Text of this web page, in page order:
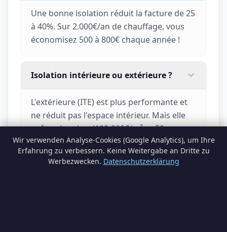
Wir verwenden Analyse-Cookies (Google Analytics), um Ihre
Erfahrung zu verbessern. Keine Weitergabe an Dritte zu
Werbezwecken. Datenschutzerklärung
Une bonne isolation réduit la facture de 25
à 40%. Sur 2.000€/an de chauffage, vous
économisez 500 à 800€ chaque année !
Isolation intérieure ou extérieure ?
L'extérieure (ITE) est plus performante et
ne réduit pas l'espace intérieur. Mais elle
coûte plus cher (120-200€/m² vs 50-
100€/m²).